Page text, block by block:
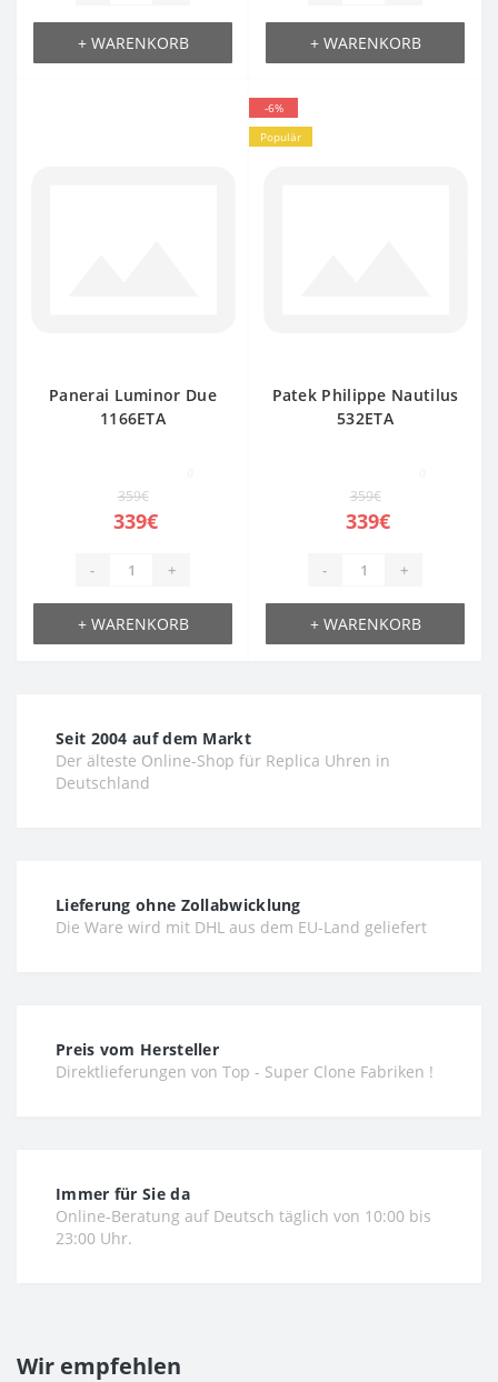
+ WARENKORB + WARENKORB
Panerai Luminor Due
1166ETA
359€
339€
- +
+ WARENKORB
-6%
Populär
Patek Philippe Nautilus
532ETA
359€
339€
- +
+ WARENKORB
Seit 2004 auf dem Markt
Der älteste Online-Shop für Replica Uhren in
Deutschland
Lieferung ohne Zollabwicklung
Die Ware wird mit DHL aus dem EU-Land geliefert
Preis vom Hersteller
Direktlieferungen von Top - Super Clone Fabriken !
Immer für Sie da
Online-Beratung auf Deutsch täglich von 10:00 bis
23:00 Uhr.
Wir empfehlen